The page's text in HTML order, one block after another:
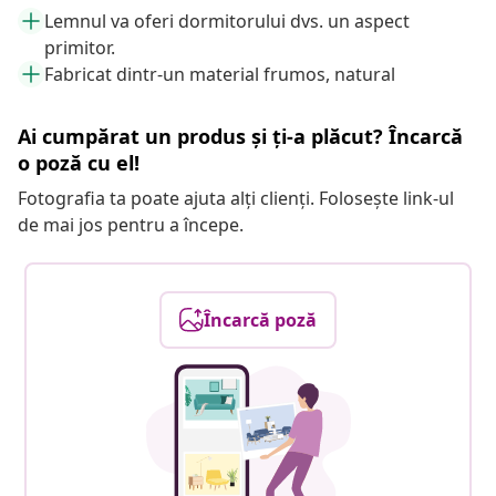
Lemnul va oferi dormitorului dvs. un aspect
primitor.
Fabricat dintr-un material frumos, natural
Ai cumpărat un produs și ți-a plăcut? Încarcă
o poză cu el!
Fotografia ta poate ajuta alți clienți. Folosește link-ul
de mai jos pentru a începe.
Încarcă poză